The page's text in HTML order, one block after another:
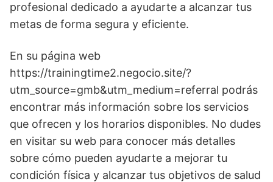
profesional dedicado a ayudarte a alcanzar tus
metas de forma segura y eficiente.
En su página web
https://trainingtime2.negocio.site/?
utm_source=gmb&utm_medium=referral podrás
encontrar más información sobre los servicios
que ofrecen y los horarios disponibles. No dudes
en visitar su web para conocer más detalles
sobre cómo pueden ayudarte a mejorar tu
condición física y alcanzar tus objetivos de salud